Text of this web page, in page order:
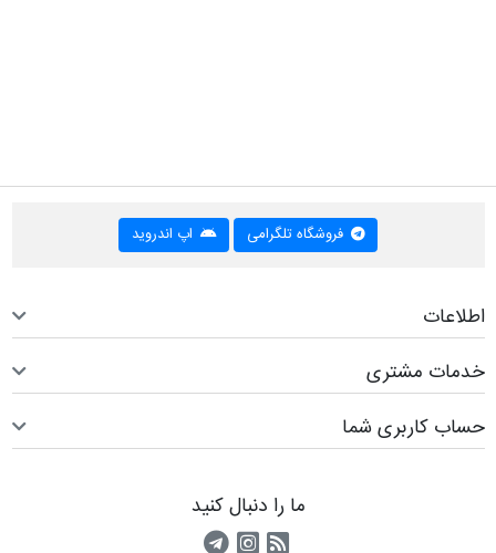
فروشگاه تلگرامی اپ اندروید
اطلاعات
خدمات مشتری
حساب کاربری شما
ما را دنبال کنید
RSSکانال آپارات
کانال تلگرام